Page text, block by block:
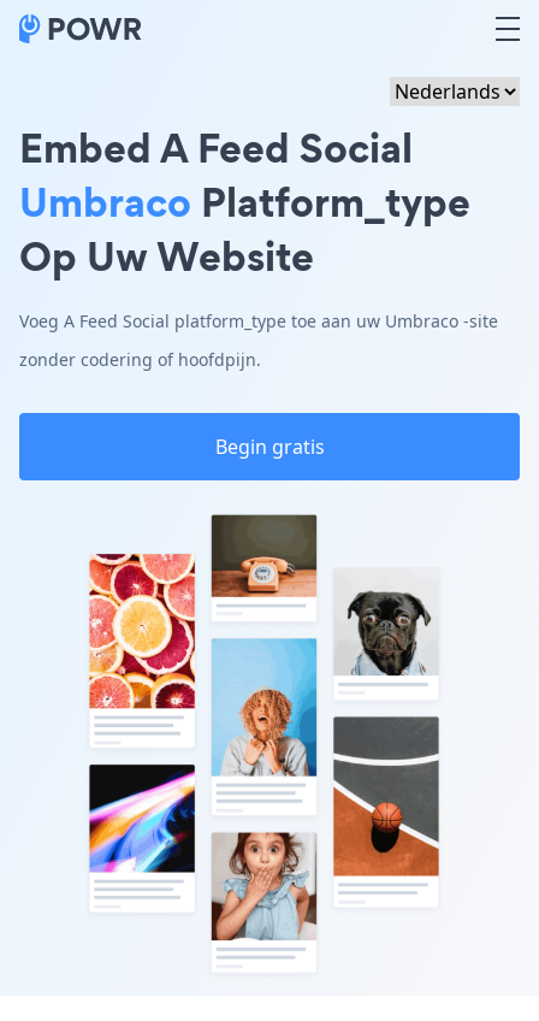
Embed A Feed Social
Umbraco Platform_type
Op Uw Website
Voeg A Feed Social platform_type toe aan uw Umbraco -site
zonder codering of hoofdpijn.
Begin gratis